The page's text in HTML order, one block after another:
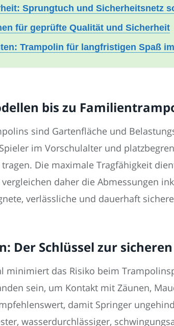
Sprungtuch und Sicherheitsnetz
für geprüfte Qualität und Sicherheit
Trampolin für langfristigen Spaß
bis zu
sind Gartenfläche und
im Vorschulalter und
Die maximale Tragfähigkeit
daher die Abmessungen
verlässliche und dauerhaft
Der Schlüssel zur
minimiert das Risiko beim
sein, um Kontakt mit Zäunen,
damit Springer
wasserdurchlässiger,